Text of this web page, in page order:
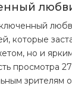
которые
но и
просмотра
зрителям